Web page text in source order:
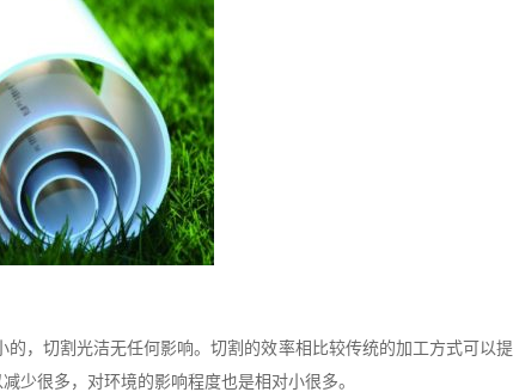
，切割光洁无任何影响。切割的效率相比较传统的加工方式可以提
少很多，对环境的影响程度也是相对小很多。